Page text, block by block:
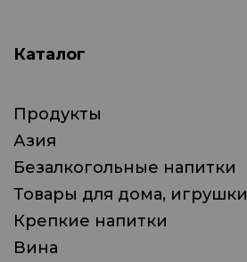
Каталог
Продукты
Азия
Безалкогольные напитки
Товары для дома, игрушки
Крепкие напитки
Вина